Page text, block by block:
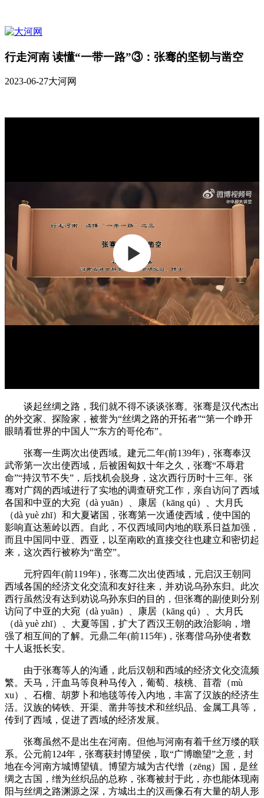
行走河南 读懂“一带一路”③：张骞的坚韧与凿空
2023-06-27大河网
谈起丝绸之路，我们就不得不谈谈张骞。张骞是汉代杰出
的外交家、探险家，被誉为“丝绸之路的开拓者”“第一个睁开
眼睛看世界的中国人”“东方的哥伦布”。
张骞一生两次出使西域。建元二年(前139年)，张骞奉汉
武帝第一次出使西域，后被困匈奴十年之久，张骞“不辱君
命”“持汉节不失”，后找机会脱身，这次西行历时十三年。张
骞对广阔的西域进行了实地的调查研究工作，亲自访问了西域
各国和中亚的大宛（dà yuān）、康居（kāng qú）、大月氏
（dà yuè zhī）和大夏诸国，张骞第一次通使西域，使中国的
影响直达葱岭以西。自此，不仅西域同内地的联系日益加强，
而且中国同中亚、西亚，以至南欧的直接交往也建立和密切起
来，这次西行被称为“凿空”。
元狩四年(前119年)，张骞二次出使西域，元启汉王朝同
西域各国的经济文化交流和友好往来，并劝说乌孙东归。此次
西行虽然没有达到劝说乌孙东归的目的，但张骞的副使则分别
访问了中亚的大宛（dà yuān）、康居（kāng qú）、大月氏
（dà yuè zhī）、大夏等国，扩大了西汉王朝的政治影响，增
强了相互间的了解。元鼎二年(前115年)，张骞偕乌孙使者数
十人返抵长安。
由于张骞等人的沟通，此后汉朝和西域的经济文化交流频
繁。天马，汗血马等良种马传入，葡萄、核桃、苜蓿（mù
xu）、石榴、胡萝卜和地毯等传入内地，丰富了汉族的经济生
活。汉族的铸铁、开渠、凿井等技术和丝织品、金属工具等，
传到了西域，促进了西域的经济发展。
张骞虽然不是出生在河南。但他与河南有着千丝万缕的联
系。公元前124年，张骞获封博望侯，取“广博瞻望”之意，封
地在今河南方城博望镇。博望方城为古代缯（zēng）国，是丝
绸之古国，缯为丝织品的总称，张骞被封于此，亦也能体现南
阳与丝绸之路渊源之深，方城出土的汉画像石有大量的胡人形